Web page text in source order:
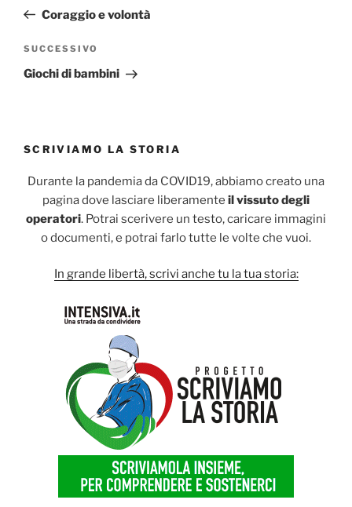
precedente:
Coraggio e volontà
Articolo
successivo
SUCCESSIVO
Giochi di bambini
SCRIVIAMO LA STORIA
Durante la pandemia da COVID19, abbiamo creato una
pagina dove lasciare liberamente il vissuto degli
operatori. Potrai scerivere un testo, caricare immagini
o documenti, e potrai farlo tutte le volte che vuoi.
In grande libertà, scrivi anche tu la tua storia: